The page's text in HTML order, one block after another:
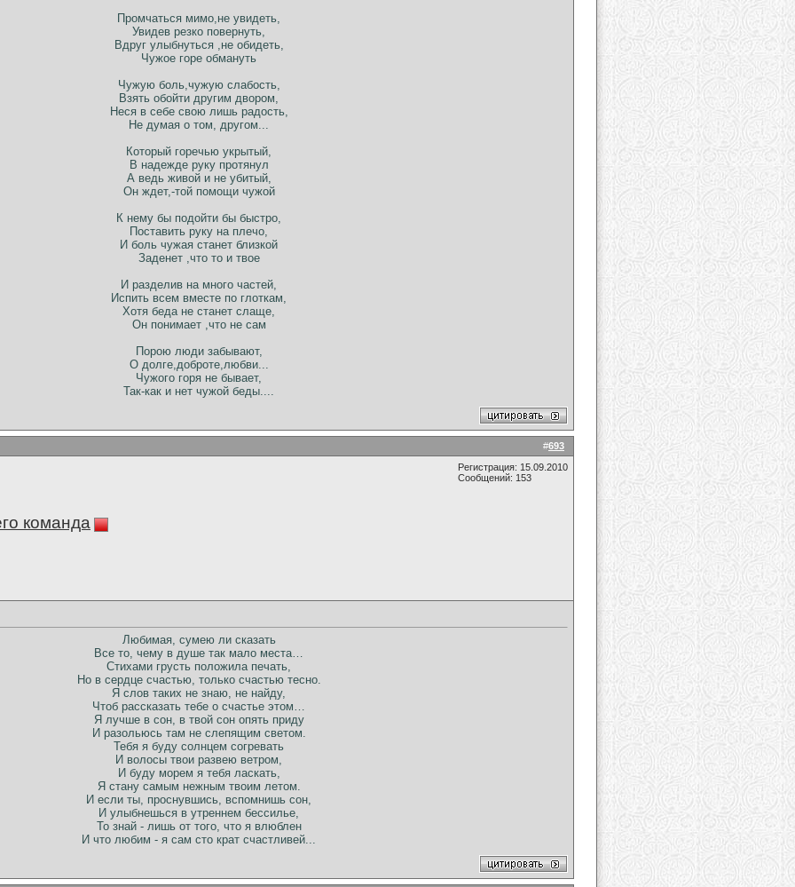
Промчаться мимо,не увидеть,
Увидев резко повернуть,
Вдруг улыбнуться ,не обидеть,
Чужое горе обмануть
Чужую боль,чужую слабость,
Взять обойти другим двором,
Неся в себе свою лишь радость,
Не думая о том, другом...
Который горечью укрытый,
В надежде руку протянул
А ведь живой и не убитый,
Он ждет,-той помощи чужой
К нему бы подойти бы быстро,
Поставить руку на плечо,
И боль чужая станет близкой
Заденет ,что то и твое
И разделив на много частей,
Испить всем вместе по глоткам,
Хотя беда не станет слаще,
Он понимает ,что не сам
Порою люди забывают,
О долге,доброте,любви...
Чужого горя не бывает,
Так-как и нет чужой беды....
#693
команда
Регистрация: 15.09.2010
Сообщений: 153
Любимая, сумею ли сказать
Все то, чему в душе так мало места…
Стихами грусть положила печать,
Но в сердце счастью, только счастью тесно.
Я слов таких не знаю, не найду,
Чтоб рассказать тебе о счастье этом…
Я лучше в сон, в твой сон опять приду
И разольюсь там не слепящим светом.
Тебя я буду солнцем согревать
И волосы твои развею ветром,
И буду морем я тебя ласкать,
Я стану самым нежным твоим летом.
И если ты, проснувшись, вспомнишь сон,
И улыбнешься в утреннем бессилье,
То знай - лишь от того, что я влюблен
И что любим - я сам сто крат счастливей...